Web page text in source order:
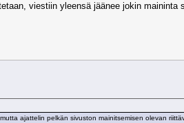
viestiin yleensä jäänee jokin
ajattelin pelkän sivuston mainitsemisen olevan